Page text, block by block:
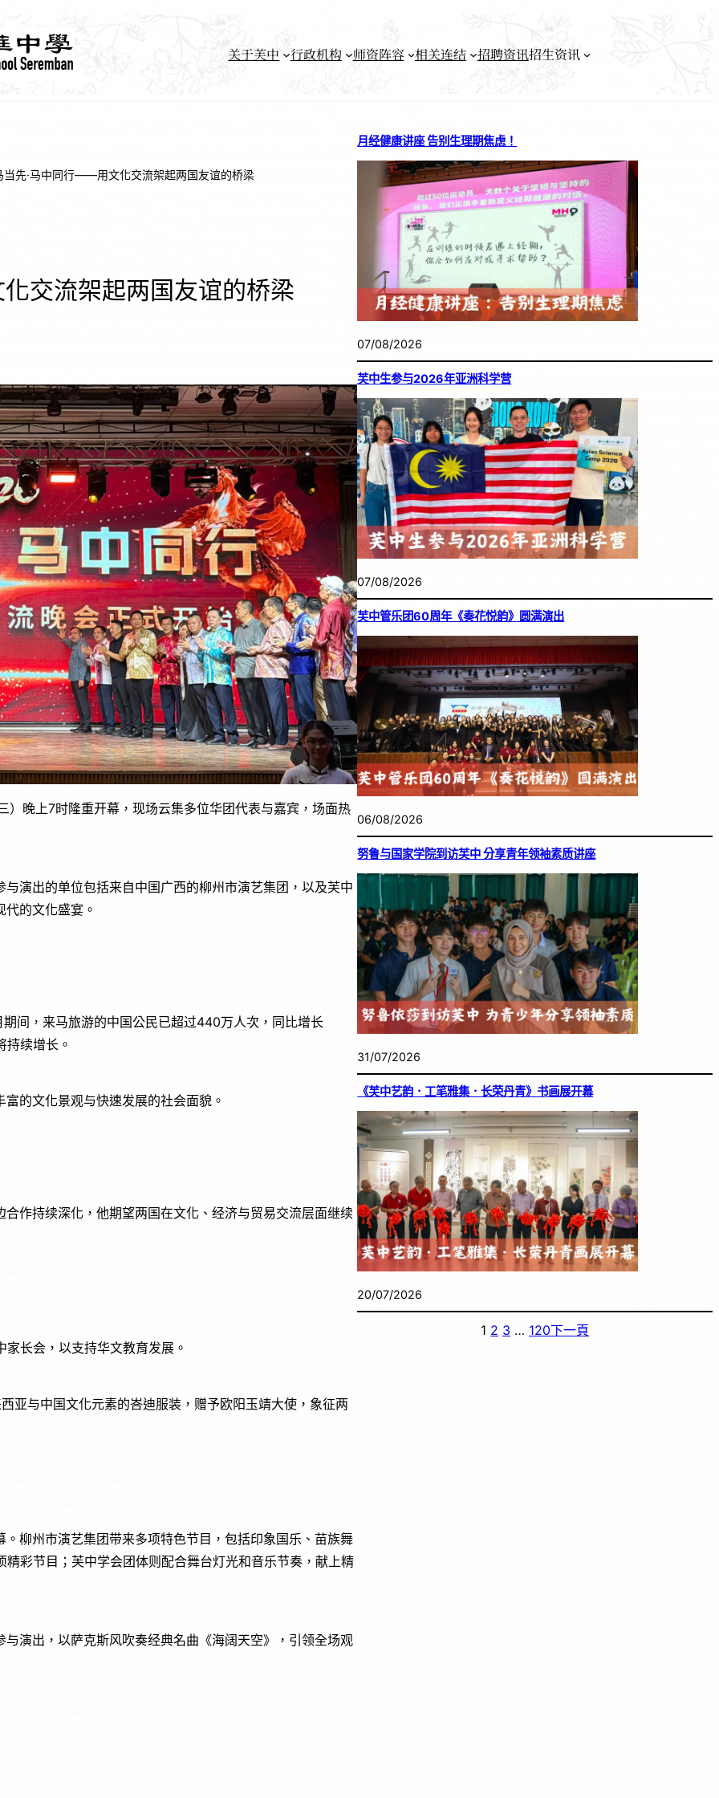
关于芙中 行政机构 师资阵容 相关连结 招聘资讯招生资讯
当先·马中同行——用文化交流架起两国友谊的桥梁
交流架起两国友谊的桥梁
）晚上7时隆重开幕，现场云集多位华团代表与嘉宾，场面热
演出的单位包括来自中国广西的柳州市演艺集团，以及芙中
的文化盛宴。
间，来马旅游的中国公民已超过440万人次，同比增长
续增长。
的文化景观与快速发展的社会面貌。
作持续深化，他期望两国在文化、经济与贸易交流层面继续
长会，以支持华文教育发展。
亚与中国文化元素的峇迪服装，赠予欧阳玉靖大使，象征两
柳州市演艺集团带来多项特色节目，包括印象国乐、苗族舞
彩节目；芙中学会团体则配合舞台灯光和音乐节奏，献上精
演出，以萨克斯风吹奏经典名曲《海阔天空》，引领全场观
月经健康讲座 告别生理期焦虑！
07/08/2026
芙中生参与2026年亚洲科学营
07/08/2026
芙中管乐团60周年《奏花悦韵》圆满演出
06/08/2026
努鲁与国家学院到访芙中 分享青年领袖素质讲座
31/07/2026
《芙中艺韵．工笔雅集．长荣丹青》书画展开幕
20/07/2026
1 2 3 … 120下一頁